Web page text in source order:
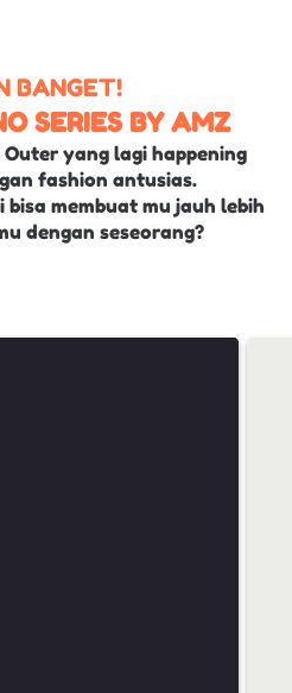
BANGET!
SERIES BY AMZ
yang lagi happening
fashion antusias.
membuat mu jauh lebih
dengan seseorang?